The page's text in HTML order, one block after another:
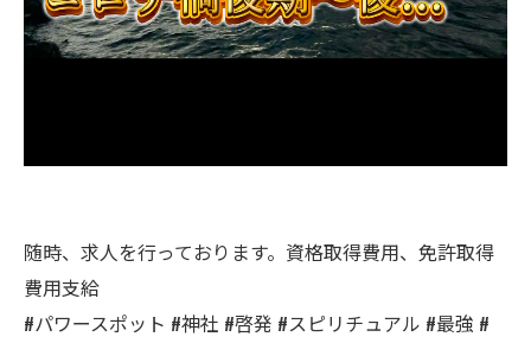
随時、求人を行っております。資格取得費用、免許取得
費用支給
#パワースポット #神社 #啓発 #スピリチュアル #最強 #